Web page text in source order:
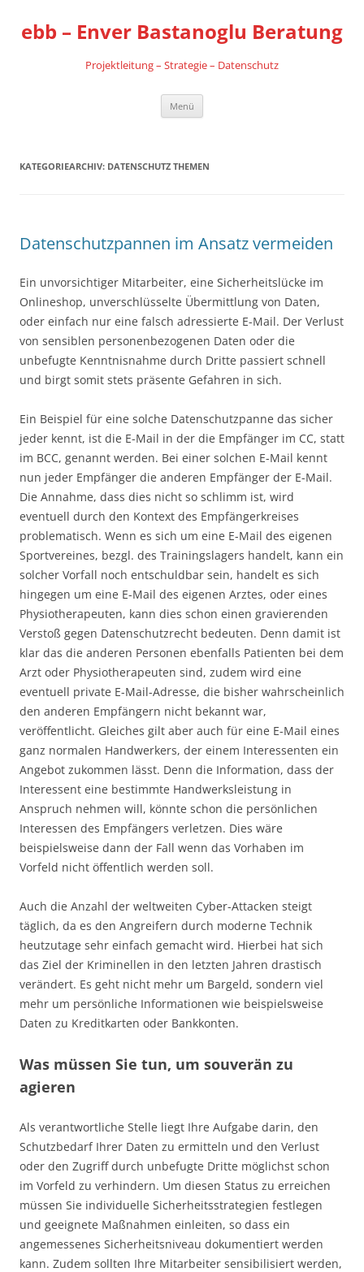
springen
ebb – Enver Bastanoglu Beratung
Projektleitung – Strategie – Datenschutz
Menü
KATEGORIEARCHIV: DATENSCHUTZ THEMEN
Datenschutzpannen im Ansatz vermeiden
Ein unvorsichtiger Mitarbeiter, eine Sicherheitslücke im
Onlineshop, unverschlüsselte Übermittlung von Daten,
oder einfach nur eine falsch adressierte E-Mail. Der Verlust
von sensiblen personenbezogenen Daten oder die
unbefugte Kenntnisnahme durch Dritte passiert schnell
und birgt somit stets präsente Gefahren in sich.
Ein Beispiel für eine solche Datenschutzpanne das sicher
jeder kennt, ist die E-Mail in der die Empfänger im CC, statt
im BCC, genannt werden. Bei einer solchen E-Mail kennt
nun jeder Empfänger die anderen Empfänger der E-Mail.
Die Annahme, dass dies nicht so schlimm ist, wird
eventuell durch den Kontext des Empfängerkreises
problematisch. Wenn es sich um eine E-Mail des eigenen
Sportvereines, bezgl. des Trainingslagers handelt, kann ein
solcher Vorfall noch entschuldbar sein, handelt es sich
hingegen um eine E-Mail des eigenen Arztes, oder eines
Physiotherapeuten, kann dies schon einen gravierenden
Verstoß gegen Datenschutzrecht bedeuten. Denn damit ist
klar das die anderen Personen ebenfalls Patienten bei dem
Arzt oder Physiotherapeuten sind, zudem wird eine
eventuell private E-Mail-Adresse, die bisher wahrscheinlich
den anderen Empfängern nicht bekannt war,
veröffentlicht. Gleiches gilt aber auch für eine E-Mail eines
ganz normalen Handwerkers, der einem Interessenten ein
Angebot zukommen lässt. Denn die Information, dass der
Interessent eine bestimmte Handwerksleistung in
Anspruch nehmen will, könnte schon die persönlichen
Interessen des Empfängers verletzen. Dies wäre
beispielsweise dann der Fall wenn das Vorhaben im
Vorfeld nicht öffentlich werden soll.
Auch die Anzahl der weltweiten Cyber-Attacken steigt
täglich, da es den Angreifern durch moderne Technik
heutzutage sehr einfach gemacht wird. Hierbei hat sich
das Ziel der Kriminellen in den letzten Jahren drastisch
verändert. Es geht nicht mehr um Bargeld, sondern viel
mehr um persönliche Informationen wie beispielsweise
Daten zu Kreditkarten oder Bankkonten.
Was müssen Sie tun, um souverän zu
agieren
Als verantwortliche Stelle liegt Ihre Aufgabe darin, den
Schutzbedarf Ihrer Daten zu ermitteln und den Verlust
oder den Zugriff durch unbefugte Dritte möglichst schon
im Vorfeld zu verhindern. Um diesen Status zu erreichen
müssen Sie individuelle Sicherheitsstrategien festlegen
und geeignete Maßnahmen einleiten, so dass ein
angemessenes Sicherheitsniveau dokumentiert werden
kann. Zudem sollten Ihre Mitarbeiter sensibilisiert werden,